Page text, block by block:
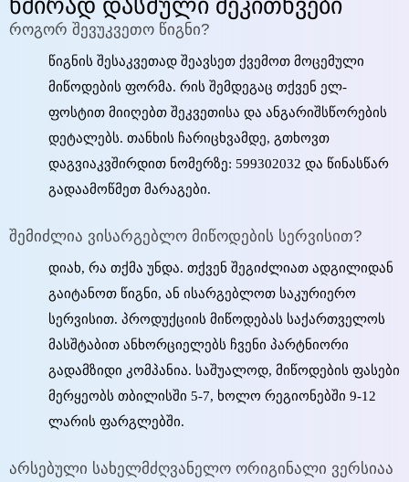
ხშირად დასმული შეკითხვები
როგორ შევუკვეთო წიგნი?
წიგნის შესაკვეთად შეავსეთ ქვემოთ მოცემული
მიწოდების ფორმა. რის შემდეგაც თქვენ ელ-
ფოსტით მიიღებთ შეკვეთისა და ანგარიშსწორების
დეტალებს. თანხის ჩარიცხვამდე, გთხოვთ
დაგვიაკვშირდით ნომერზე: 599302032 და წინასწარ
გადაამოწმეთ მარაგები.
შემიძლია ვისარგებლო მიწოდების სერვისით?
დიახ, რა თქმა უნდა. თქვენ შეგიძლიათ ადგილიდან
გაიტანოთ წიგნი, ან ისარგებლოთ საკურიერო
სერვისით. პროდუქციის მიწოდებას საქართველოს
მასშტაბით ანხორციელებს ჩვენი პარტნიორი
გადამზიდი კომპანია. საშუალოდ, მიწოდების ფასები
მერყეობს თბილისში 5-7, ხოლო რეგიონებში 9-12
ლარის ფარგლებში.
არსებული სახელმძღვანელო ორიგინალი ვერსიაა